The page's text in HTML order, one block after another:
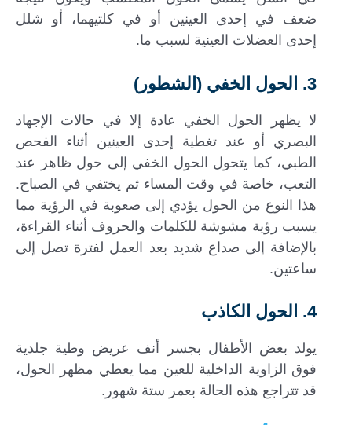
ضعف في إحدى العينين أو في كلتيهما، أو شلل
إحدى العضلات العينية لسبب ما.
3. الحول الخفي (الشطور)
لا يظهر الحول الخفي عادة إلا في حالات الإجهاد
البصري أو عند تغطية إحدى العينين أثناء الفحص
الطبي، كما يتحول الحول الخفي إلى حول ظاهر عند
التعب، خاصة في وقت المساء ثم يختفي في الصباح.
هذا النوع من الحول يؤدي إلى صعوبة في الرؤية مما
يسبب رؤية مشوشة للكلمات والحروف أثناء القراءة،
بالإضافة إلى صداع شديد بعد العمل لفترة تصل إلى
ساعتين.
4. الحول الكاذب
يولد بعض الأطفال بجسر أنف عريض وطية جلدية
فوق الزاوية الداخلية للعين مما يعطي مظهر الحول،
قد تتراجع هذه الحالة بعمر ستة شهور.